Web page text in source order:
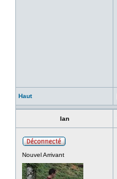
Haut
Ian
Nouvel Arrivant